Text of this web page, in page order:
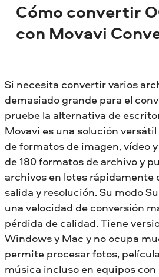
Cómo convertir
con Movavi
Si necesita convertir varios
demasiado grande para el
pruebe la alternativa de
Movavi es una solución
de formatos de imagen, vídeo
de 180 formatos de archivo y
archivos en lotes rápidamente
salida y resolución. Su modo
una velocidad de conversión
pérdida de calidad. Tiene
Windows y Mac y no ocupa
permite procesar fotos,
música incluso en equipos